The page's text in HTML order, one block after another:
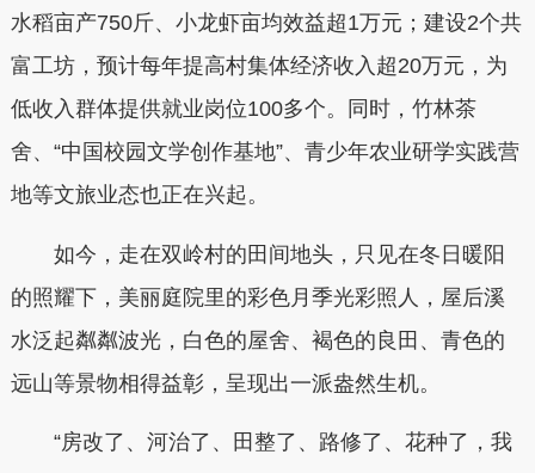
水稻亩产750斤、小龙虾亩均效益超1万元；建设2个共
富工坊，预计每年提高村集体经济收入超20万元，为
低收入群体提供就业岗位100多个。同时，竹林茶
舍、“中国校园文学创作基地”、青少年农业研学实践营
地等文旅业态也正在兴起。
如今，走在双岭村的田间地头，只见在冬日暖阳
的照耀下，美丽庭院里的彩色月季光彩照人，屋后溪
水泛起粼粼波光，白色的屋舍、褐色的良田、青色的
远山等景物相得益彰，呈现出一派盎然生机。
“房改了、河治了、田整了、路修了、花种了，我